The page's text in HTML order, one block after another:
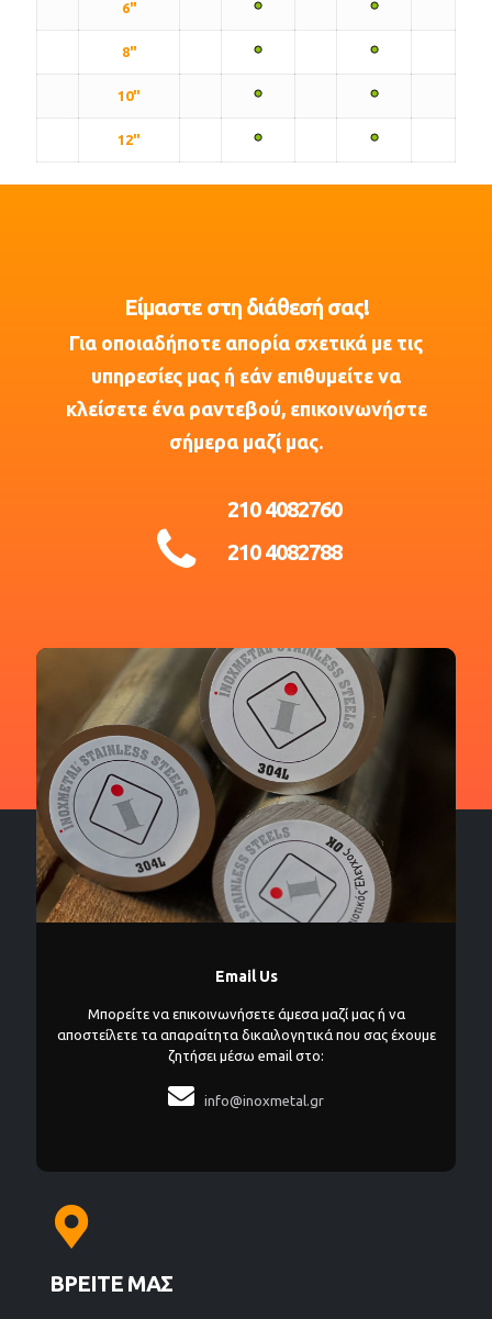
6"
8"
10"
12"
Είμαστε στη διάθεσή σας!
Για οποιαδήποτε απορία σχετικά με τις
υπηρεσίες μας ή εάν επιθυμείτε να
κλείσετε ένα ραντεβού, επικοινωνήστε
σήμερα μαζί μας.
210 4082760
210 4082788
Email Us
Μπορείτε να επικοινωνήσετε άμεσα μαζί μας ή να
αποστείλετε τα απαραίτητα δικαιλογητικά που σας έχουμε
ζητήσει μέσω email στο:
 info@inoxmetal.gr
ΒΡΕΙΤΕ ΜΑΣ